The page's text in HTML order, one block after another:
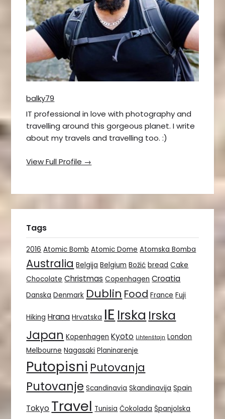
balky79
IT professional in love with photography and
travelling around this gorgeous planet. I write
about my travels and travelling too. :)
View Full Profile →
Tags
2016 Atomic Bomb Atomic Dome Atomska Bomba
Australia Belgija Belgium Božić bread Cake
Chocolate Christmas Copenhagen Croatia
Danska Denmark Dublin Food France Fuji
Hiking Hrana Hrvatska IE Irska Irska
Japan Kopenhagen Kyoto Lihtenštajn London
Melbourne Nagasaki Planinarenje
Putopisni Putovanja
Putovanje Scandinavia Skandinavija Spain
Tokyo Travel Tunisia Čokolada Španjolska